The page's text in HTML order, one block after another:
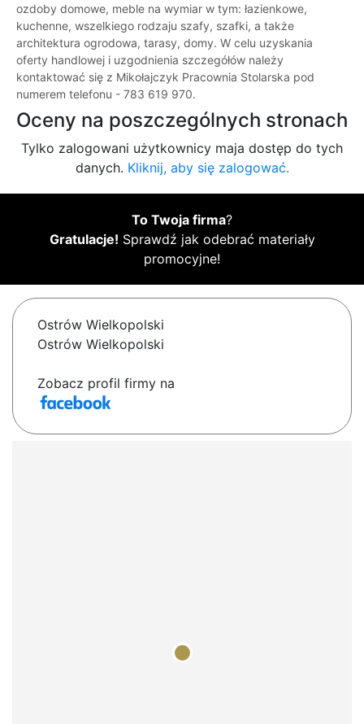
ozdoby domowe, meble na wymiar w tym: łazienkowe,
kuchenne, wszelkiego rodzaju szafy, szafki, a także
architektura ogrodowa, tarasy, domy. W celu uzyskania
oferty handlowej i uzgodnienia szczegółów należy
kontaktować się z Mikołajczyk Pracownia Stolarska pod
numerem telefonu - 783 619 970.
Oceny na poszczególnych stronach
Tylko zalogowani użytkownicy maja dostęp do tych
danych. Kliknij, aby się zalogować.
To Twoja firma?
Gratulacje! Sprawdź jak odebrać materiały
promocyjne!
Ostrów Wielkopolski
Ostrów Wielkopolski
Zobacz profil firmy na